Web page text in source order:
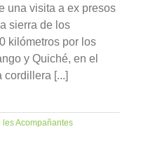
una visita a ex presos
sierra de los
kilómetros por los
y Quiché, en el
cordillera [...]
les Acompañantes